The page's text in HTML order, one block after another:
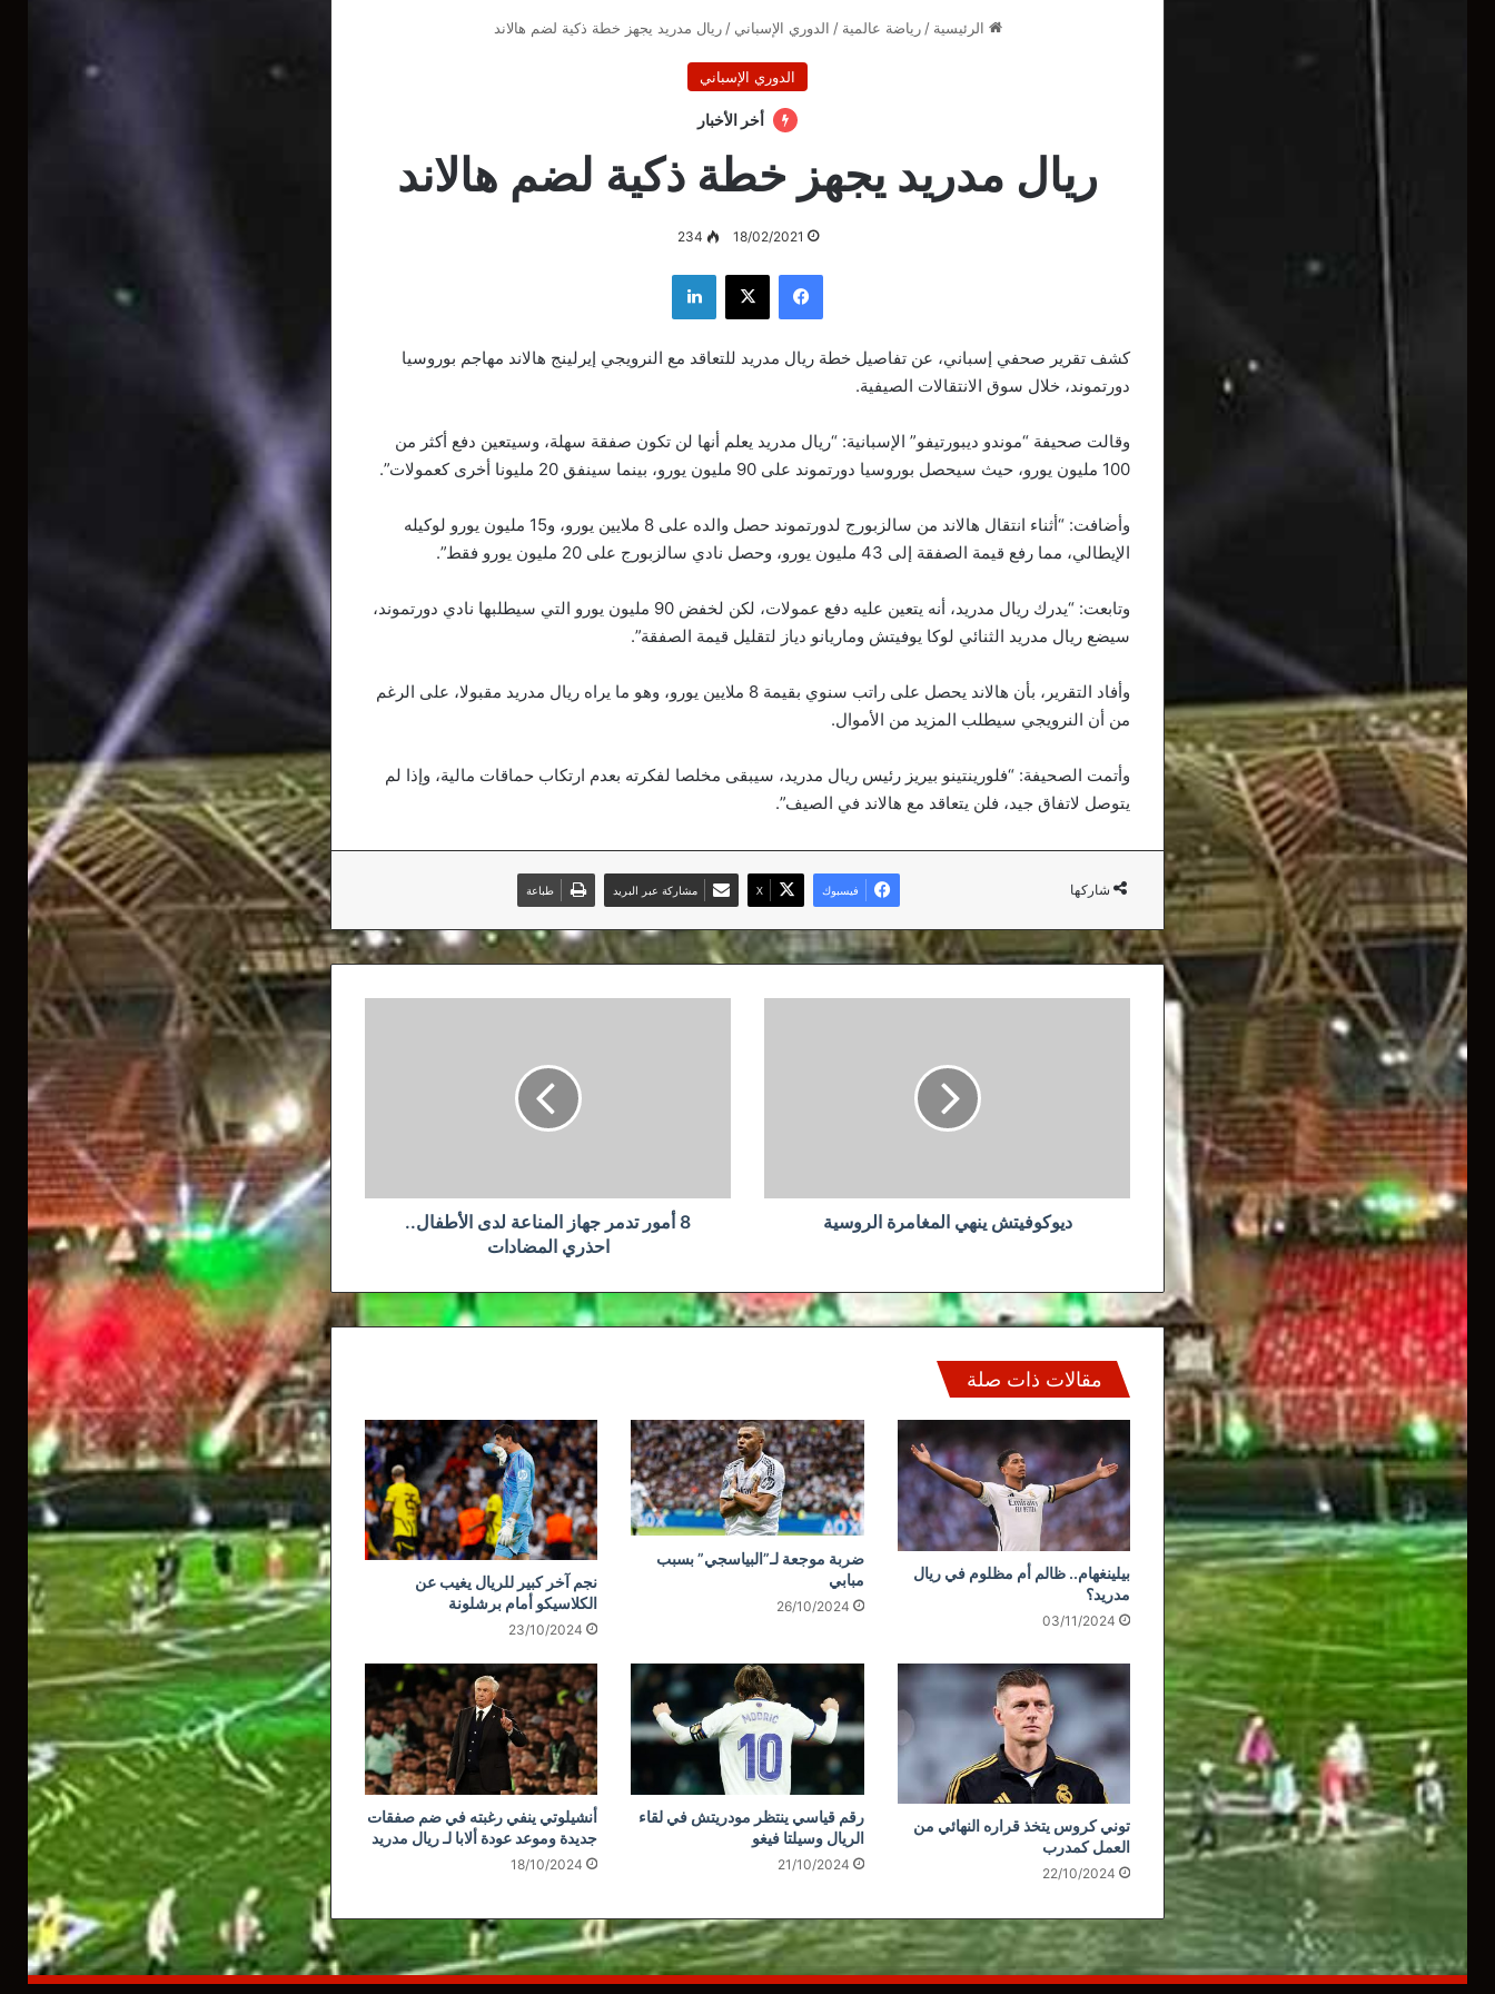
الرئيسية / رياضة عالمية / الدوري الإسباني / ريال مدريد يجهز خطة ذكية لضم هالاند
الدوري الإسباني
أخر الأخبار
ريال مدريد يجهز خطة ذكية لضم هالاند
18/02/2021
234
فيسبوك ‫X لينكدإن
كشف تقرير صحفي إسباني، عن تفاصيل خطة ريال مدريد للتعاقد مع النرويجي إيرلينج هالاند مهاجم بوروسيا
دورتموند، خلال سوق الانتقالات الصيفية.
وقالت صحيفة “موندو ديبورتيفو” الإسبانية: “ريال مدريد يعلم أنها لن تكون صفقة سهلة، وسيتعين دفع أكثر من
100 مليون يورو، حيث سيحصل بوروسيا دورتموند على 90 مليون يورو، بينما سينفق 20 مليونا أخرى كعمولات”.
وأضافت: “أثناء انتقال هالاند من سالزبورج لدورتموند حصل والده على 8 ملايين يورو، و15 مليون يورو لوكيله
الإيطالي، مما رفع قيمة الصفقة إلى 43 مليون يورو، وحصل نادي سالزبورج على 20 مليون يورو فقط”.
وتابعت: “يدرك ريال مدريد، أنه يتعين عليه دفع عمولات، لكن لخفض 90 مليون يورو التي سيطلبها نادي دورتموند،
سيضع ريال مدريد الثنائي لوكا يوفيتش وماريانو دياز لتقليل قيمة الصفقة”.
وأفاد التقرير، بأن هالاند يحصل على راتب سنوي بقيمة 8 ملايين يورو، وهو ما يراه ريال مدريد مقبولا، على الرغم
من أن النرويجي سيطلب المزيد من الأموال.
وأتمت الصحيفة: “فلورينتينو بيريز رئيس ريال مدريد، سيبقى مخلصا لفكرته بعدم ارتكاب حماقات مالية، وإذا لم
يتوصل لاتفاق جيد، فلن يتعاقد مع هالاند في الصيف”.
شاركها فيسبوك ‫X مشاركة عبر البريد طباعة
ديوكوفيتش ينهي المغامرة الروسية
المضادات
8 أمور تدمر جهاز المناعة لدى الأطفال..
احذري المضادات
مقالات ذات صلة
بيلينغهام.. ظالم أم مظلوم في ريال
مدريد؟
03/11/2024
ضربة موجعة لـ”البياسجي” بسبب
مبابي
26/10/2024
نجم آخر كبير للريال يغيب عن
الكلاسيكو أمام برشلونة
23/10/2024
توني كروس يتخذ قراره النهائي من
العمل كمدرب
22/10/2024
رقم قياسي ينتظر مودريتش في لقاء
الريال وسيلتا فيغو
21/10/2024
أنشيلوتي ينفي رغبته في ضم صفقات
جديدة وموعد عودة ألابا لـ ريال مدريد
18/10/2024